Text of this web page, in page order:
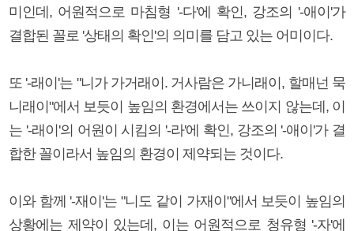
미인데, 어원적으로 마침형 '-다'에 확인, 강조의 '-애이'가
결합된 꼴로 '상태의 확인'의 의미를 담고 있는 어미이다.
또 '-래이'는 "니가 가거래이. 거사람은 가니래이, 할매넌 묵
니래이"에서 보듯이 높임의 환경에서는 쓰이지 않는데, 이
는 '-래이'의 어원이 시킴의 '-라'에 확인, 강조의 '-애이'가 결
합한 꼴이라서 높임의 환경이 제약되는 것이다.
이와 함께 '-재이'는 "니도 같이 가재이"에서 보듯이 높임의
상황에는 제약이 있는데, 이는 어원적으로 청유형 '-자'에